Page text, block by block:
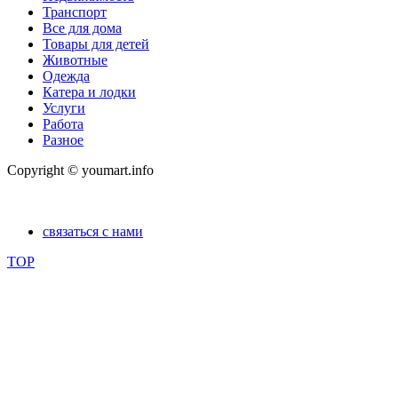
Транспорт
Все для дома
Товары для детей
Животные
Одежда
Катера и лодки
Услуги
Работа
Разное
Copyright © youmart.info
связаться с нами
TOP